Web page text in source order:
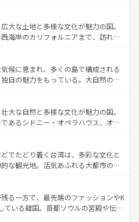
しい。
町や、スイスならではのユニークな
ス観光だけでなく町歩きも満喫する
所得が高いため物価も高いが、旅行
楽しむこともできる。 なお、新
テンツ一覧 を参照してほしい。
大な土地と多様な文化が魅力の国。
海岸のカリフォルニアまで、訪れる
観光、ショッピング、エンターテイ
激的なスポットだ。一方、アメリカ
り、グランドキャニオンやイエロー
では、音楽と美食が融合した独特の
アメリカの各地域で異なる魅力を楽
性と豊かな歴史を感じることができ
なお、新着のアメリカ
を参照してほしい。
候に恵まれ、多くの島で構成される
自の魅力をもっている。大自然の神
また、定番の観光地といえばオアフ
求めるならマウイ島やカウアイ島が
グリーンに輝く海をはじめ、豊かな
訪れる人々を迎えてくれるハワイの
ルフードやハワイアンミュージッ
スなど、すべてがハワイの魅力を彩
、新着のハワイ情報
参照してほしい。
大な自然と多様な文化が魅力の国。
あるシドニー・オペラハウス、オー
部にそびえるウルル（エアーズロッ
しい原生林やケアンズの熱帯雨林な
ん。また、カフェやワイン、オージ
も充実しており、サーフィンやダイ
ど、アウトドア好きにはたまらな
多彩な魅力を存分に味わいつくそ
でたどり着く台湾は、多彩な文化と
な観光地。活気あふれる大都市の台
帯である台湾東部など、都市の喧騒
しており、訪れる人に新しい発見と
る。また、奥深い台湾の食文化も魅
る一方で、最先端のファッションやK
ている韓国。首都ソウルの宮殿や伝統